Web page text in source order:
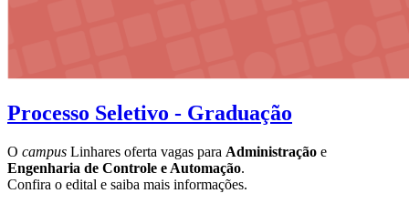
Processo Seletivo - Graduação
O campus Linhares oferta vagas para Administração e
Engenharia de Controle e Automação.
Confira o edital e saiba mais informações.